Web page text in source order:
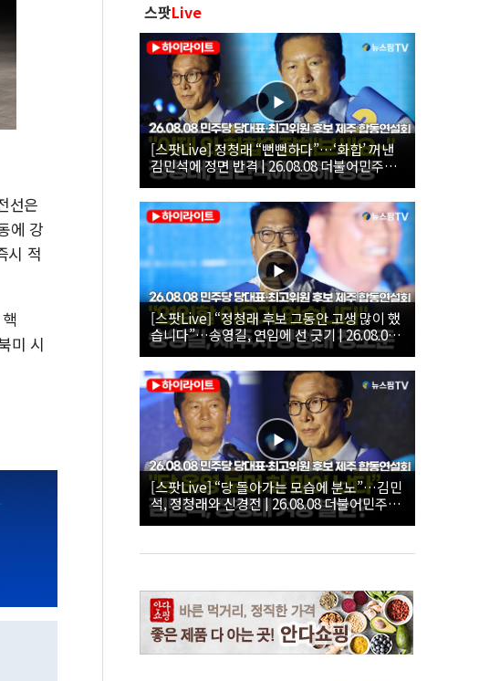
선은
에 강
시 적
미 시
스팟Live
[스팟Live] 정청래 “뻔뻔하다”…‘화합’ 꺼낸
김민석에 정면 반격 | 26.08.08 더불어민주당
당대표·최고위원 후보 제주 합동연설회
[스팟Live] “정청래 후보 그동안 고생 많이 했
습니다”…송영길, 연임에 선 긋기 | 26.08.08
더불어민주당 당대표·최고위원 후보 제주 합
동연설회
[스팟Live] “당 돌아가는 모습에 분노”…김민
석, 정청래와 신경전 | 26.08.08 더불어민주당
당대표·최고위원 후보 제주 합동연설회